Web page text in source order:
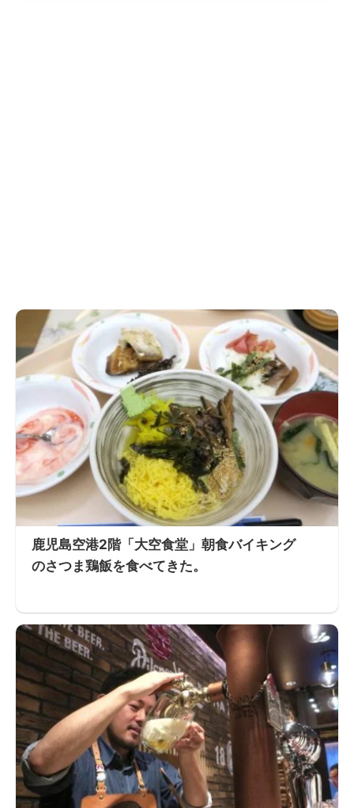
鹿児島空港2階「大空食堂」朝食バイキング
のさつま鶏飯を食べてきた。